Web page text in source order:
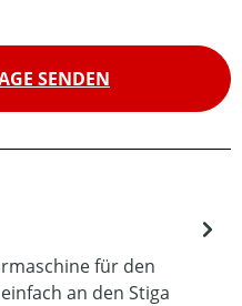
SENDEN
für den
an den Stiga